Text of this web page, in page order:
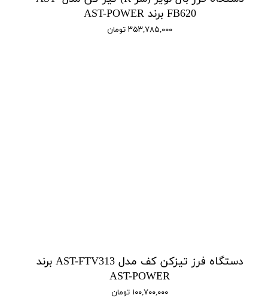
FB620 برند AST-POWER
۳۵۳,۷۸۵,۰۰۰ تومان
دستگاه فرز تیزکن کف مدل AST-FTV313 برند
AST-POWER
۱۰۰,۷۰۰,۰۰۰ تومان